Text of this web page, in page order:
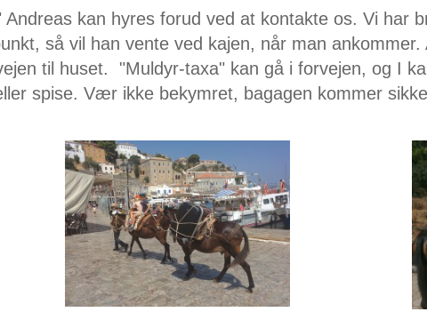
Andreas kan hyres forud ved at kontakte os. Vi har
så vil han vente ved kajen, når man
til huset. "Muldyr-taxa" kan gå i forvejen, og I
spise. Vær ikke bekymret, bagagen kommer